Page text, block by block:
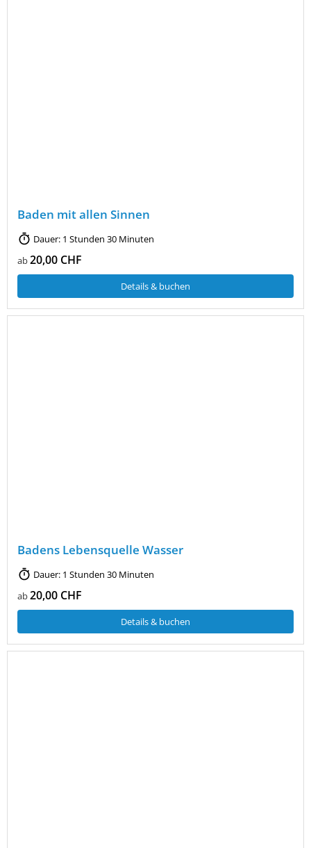
Baden mit allen Sinnen
Dauer: 1 Stunden 30 Minuten
ab20,00 CHF
Details & buchen
Badens Lebensquelle Wasser
Dauer: 1 Stunden 30 Minuten
ab20,00 CHF
Details & buchen